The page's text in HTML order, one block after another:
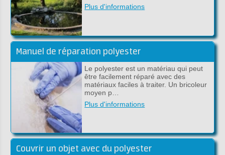
Plus d'informations
Manuel de réparation polyester
Le polyester est un matériau qui peut
être facilement réparé avec des
matériaux faciles à traiter. Un bricoleur
moyen p…
Plus d'informations
Couvrir un objet avec du polyester